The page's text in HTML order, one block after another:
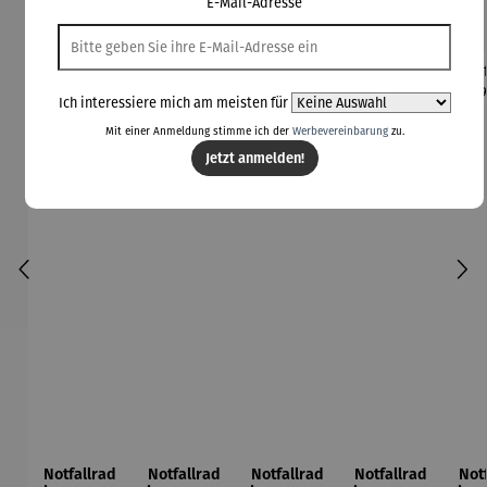
Notfallrad
Notfallrad
Notfallrad
Notfallrad
Ich interessiere mich am meisten für
Mit einer Anmeldung stimme ich der Werbevereinbarungzu.
Jetzt anmelden!